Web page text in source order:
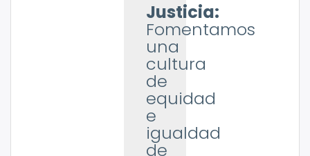
Justicia:
Fomentamos
una
cultura
de
equidad
e
igualdad
de